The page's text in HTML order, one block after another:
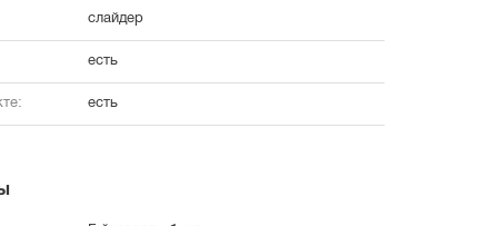
слайдер
есть
есть